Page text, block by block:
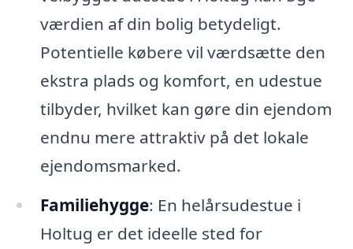
værdien af din bolig betydeligt.
Potentielle købere vil værdsætte den
ekstra plads og komfort, en udestue
tilbyder, hvilket kan gøre din ejendom
endnu mere attraktiv på det lokale
ejendomsmarked.
Familiehygge: En helårsudestue i
Holtug er det ideelle sted for